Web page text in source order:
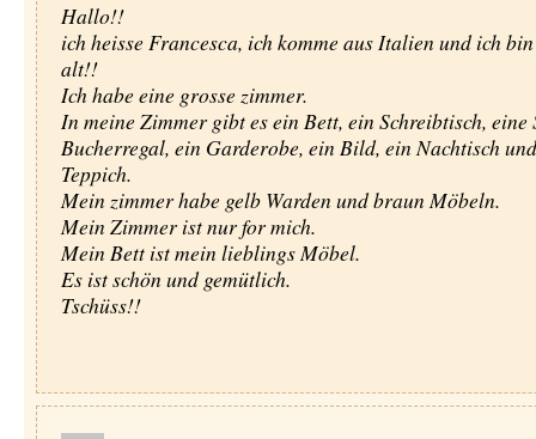
Hallo!!
ich heisse Francesca, ich komme aus Italien und ich
alt!!
Ich habe eine grosse zimmer.
In meine Zimmer gibt es ein Bett, ein Schreibtisch, eine
Bucherregal, ein Garderobe, ein Bild, ein Nachtisch
Teppich.
Mein zimmer habe gelb Warden und braun Möbeln.
Mein Zimmer ist nur for mich.
Mein Bett ist mein lieblings Möbel.
Es ist schön und gemütlich.
Tschüss!!